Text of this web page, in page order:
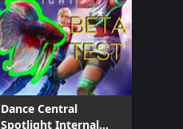
Dance Central
Spotlight Internal